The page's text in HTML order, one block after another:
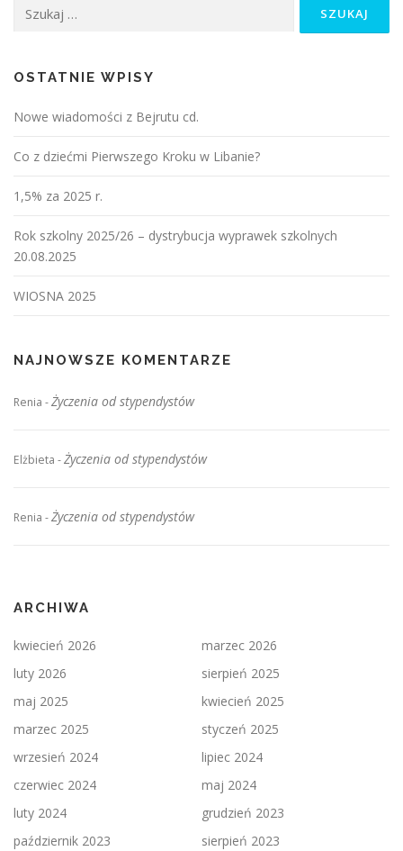
p
w
p
s
c
h
OSTATNIE WPISY
Nowe wiadomości z Bejrutu cd.
Co z dziećmi Pierwszego Kroku w Libanie?
1,5% za 2025 r.
Rok szkolny 2025/26 – dystrybucja wyprawek szkolnych
20.08.2025
WIOSNA 2025
NAJNOWSZE KOMENTARZE
Renia -Życzenia od stypendystów
Elżbieta -Życzenia od stypendystów
Renia -Życzenia od stypendystów
ARCHIWA
kwiecień 2026
marzec 2026
luty 2026
sierpień 2025
maj 2025
kwiecień 2025
marzec 2025
styczeń 2025
wrzesień 2024
lipiec 2024
czerwiec 2024
maj 2024
luty 2024
grudzień 2023
październik 2023
sierpień 2023